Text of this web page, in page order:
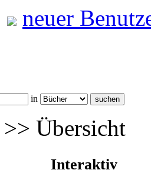
neuer
in
>> Übersicht
Interaktiv